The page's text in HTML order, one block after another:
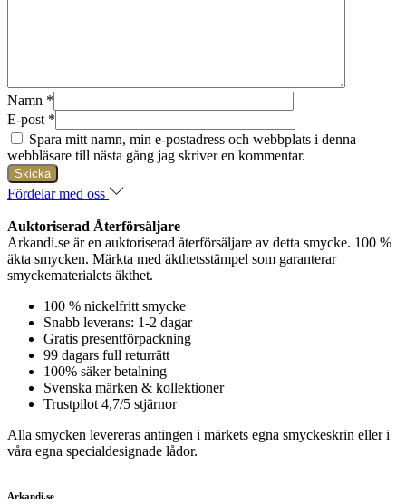
Namn *
E-post *
Spara mitt namn, min e-postadress och webbplats i denna
webbläsare till nästa gång jag skriver en kommentar.
Fördelar med oss
Auktoriserad Återförsäljare
Arkandi.se är en auktoriserad återförsäljare av detta smycke. 100 %
äkta smycken. Märkta med äkthetsstämpel som garanterar
smyckematerialets äkthet.
100 % nickelfritt smycke
Snabb leverans: 1-2 dagar
Gratis presentförpackning
99 dagars full returrätt
100% säker betalning
Svenska märken & kollektioner
Trustpilot 4,7/5 stjärnor
Alla smycken levereras antingen i märkets egna smyckeskrin eller i
våra egna specialdesignade lådor.
Arkandi.se